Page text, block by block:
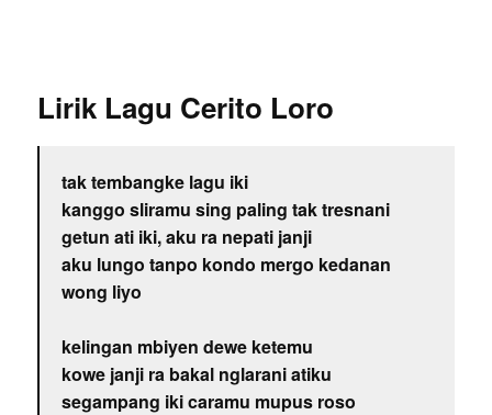
Lirik Lagu Cerito Loro
tak tembangke lagu iki
kanggo sliramu sing paling tak tresnani
getun ati iki, aku ra nepati janji
aku lungo tanpo kondo mergo kedanan
wong liyo
kelingan mbiyen dewe ketemu
kowe janji ra bakal nglarani atiku
segampang iki caramu mupus roso